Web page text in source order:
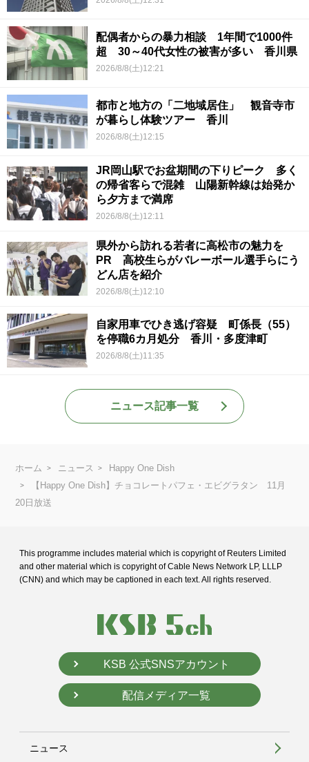
配偶者からの暴力相談 1年間で1000件
超 30～40代女性の被害が多い 香川県
2026/8/8(土)12:21
都市と地方の「二地域居住」 観音寺市
が暮らし体験ツアー 香川
2026/8/8(土)12:15
JR岡山駅でお盆期間の下りピーク 多く
の帰省客らで混雑 山陽新幹線は始発か
ら夕方まで満席
2026/8/8(土)12:11
県外から訪れる若者に高松市の魅力を
PR 高校生らがバレーボール選手らにう
どん店を紹介
2026/8/8(土)12:10
自家用車でひき逃げ容疑 町係長（55）
を停職6カ月処分 香川・多度津町
2026/8/8(土)11:35
ニュース記事一覧
ホーム ニュース
Happy One Dish
【Happy One Dish】チョコレートパフェ・エビグラタン 11月
20日放送
This programme includes material which is copyright of Reuters Limited
and other material which is copyright of Cable News Network LP, LLLP
(CNN) and which may be captioned in each text. All rights reserved.
KSB 公式SNSアカウント
配信メディア一覧
ニュース